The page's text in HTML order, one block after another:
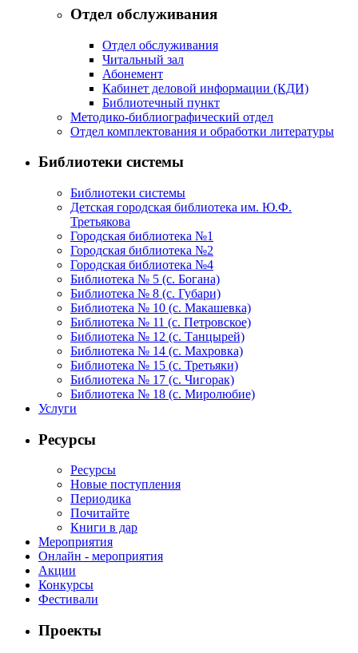
Отдел обслуживания
Отдел обслуживания
Читальный зал
Абонемент
Кабинет деловой информации (КДИ)
Библиотечный пункт
Методико-библиографический отдел
Отдел комплектования и обработки литературы
Библиотеки системы
Библиотеки системы
Детская городская библиотека им. Ю.Ф.
Третьякова
Городская библиотека №1
Городская библиотека №2
Городская библиотека №4
Библиотека № 5 (с. Богана)
Библиотека № 8 (с. Губари)
Библиотека № 10 (с. Макашевка)
Библиотека № 11 (с. Петровское)
Библиотека № 12 (с. Танцырей)
Библиотека № 14 (с. Махровка)
Библиотека № 15 (с. Третьяки)
Библиотека № 17 (с. Чигорак)
Библиотека № 18 (с. Миролюбие)
Услуги
Ресурсы
Ресурсы
Новые поступления
Периодика
Почитайте
Книги в дар
Мероприятия
Онлайн - мероприятия
Акции
Конкурсы
Фестивали
Проекты